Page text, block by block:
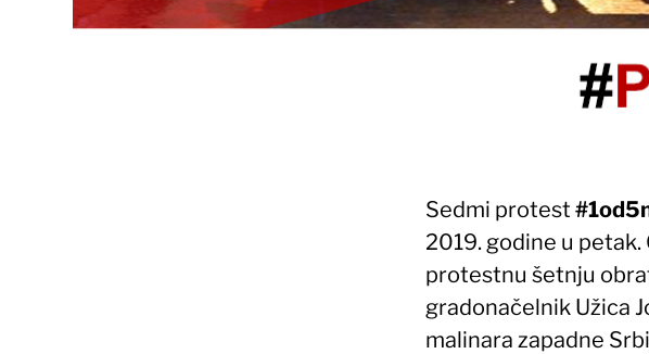
Sedmi protest
2019. godine u
protestnu šetnju
gradonačelnik Užica
malinara zapadne